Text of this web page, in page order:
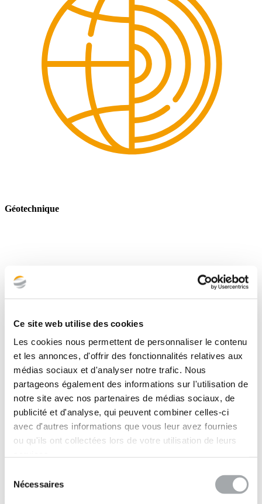
Ce site web utilise des cookies
Les cookies nous permettent de personnaliser le contenu
et les annonces, d'offrir des fonctionnalités relatives aux
médias sociaux et d'analyser notre trafic. Nous
partageons également des informations sur l'utilisation de
notre site avec nos partenaires de médias sociaux, de
publicité et d'analyse, qui peuvent combiner celles-ci
avec d'autres informations que vous leur avez fournies
ou qu'ils ont collectées lors de votre utilisation de leurs
Nécessaires
Géotechnique